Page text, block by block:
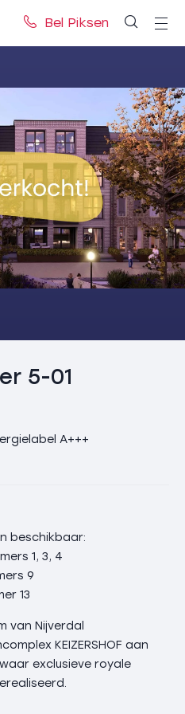
Bel Piksen
5-01
A+++
beschikbaar:
1, 3, 4
9
13
van Nijverdal
KEIZERSHOF aan
exclusieve royale